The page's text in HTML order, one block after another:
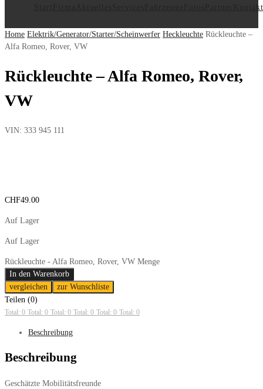
Kontakt
Home Elektrik/Generator/Starter/Scheinwerfer Heckleuchte Rückleuchte –
Alfa Romeo, Rover, VW
Rückleuchte – Alfa Romeo, Rover,
VW
VIN: 333 945 111
CHF49.00
Auf Lager
Auf Lager
Rückleuchte - Alfa Romeo, Rover, VW Menge
In den Warenkorb
vergleichen
zur Wunschliste
Teilen (0)
Total: 0 Total: 0 Total: 0 Total: 0 Total: 0 Total: 0
Beschreibung
Beschreibung
Geschätzte Mobilitätsfreunde